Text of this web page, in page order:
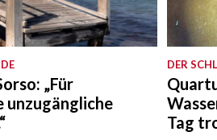
„Für
unzugängliche
DER
Tag